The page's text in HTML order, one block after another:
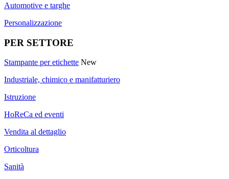
Automotive e targhe
Personalizzazione
PER SETTORE
Stampante per etichette New
Industriale, chimico e manifatturiero
Istruzione
HoReCa ed eventi
Vendita al dettaglio
Orticoltura
Sanità